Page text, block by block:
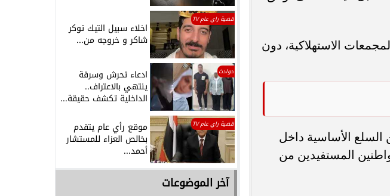
الاستهلاكية، دون
السلع الأساسية داخل
المستفيدين من
قضية راي عام TV
اخلاء سبيل التيك توكر
شاكر و خروجه من...
حوادث ادعاء تحرش وسرقة
ينتهي بالاعتراف..
الداخلية تكشف حقيقة...
قضية راي عام TV موقع رأي عام يتقدم
بخالص العزاء للمستشار
أحمد...
آخر الموضوعات